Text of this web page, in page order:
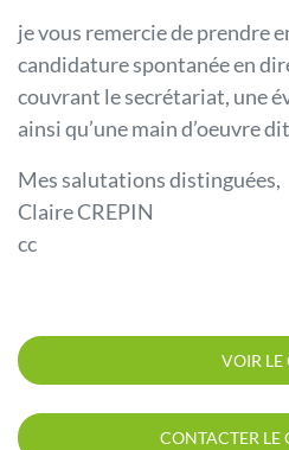
je vous remercie de prendre
candidature spontanée en
couvrant le secrétariat, une
ainsi qu’une main d’oeuvre
Mes salutations distinguées,
Claire CREPIN
cc
VOIR LE
CONTACTER